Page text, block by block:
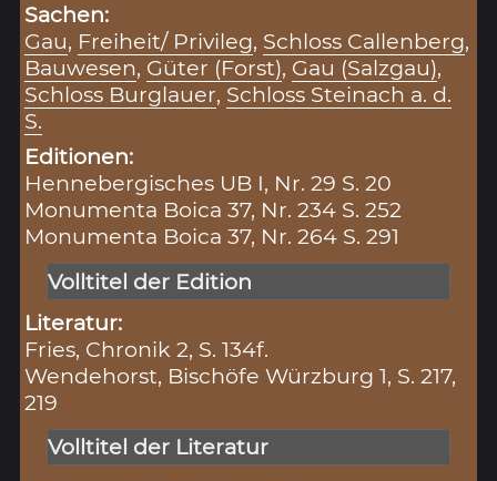
Sachen:
Gau, Freiheit/ Privileg, Schloss Callenberg,
Bauwesen, Güter (Forst), Gau (Salzgau),
Schloss Burglauer, Schloss Steinach a. d.
S.
Editionen:
Hennebergisches UB I, Nr. 29 S. 20
Monumenta Boica 37, Nr. 234 S. 252
Monumenta Boica 37, Nr. 264 S. 291
Volltitel der Edition
Literatur:
Fries, Chronik 2, S. 134f.
Wendehorst, Bischöfe Würzburg 1, S. 217,
219
Volltitel der Literatur